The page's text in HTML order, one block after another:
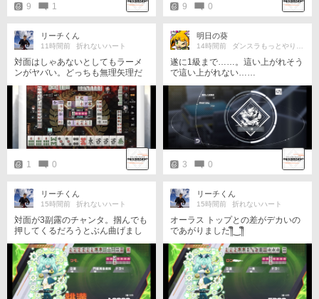
9 1 9 0
リーチくん
11時間前 折れないハート
対面はしゃあないとしてもラーメ
ンがヤバい。どっちも無理矢理だ
けどねえ。やれやれだわ。
1 0
明日の葵
14時間前 ダンスラもっとやりたい☆
遂に1級まで……。這い上がれそう
で這い上がれない……
3 0
リーチくん
15時間前 折れないハート
対面が3副露のチャンタ。掴んでも
押してくるだろうとぶん曲げまし
た。ある意味正解。
リーチくん
15時間前 折れないハート
オーラス トップとの差がデカいの
であがりました༎ຶ⁠‿⁠༎ຶ